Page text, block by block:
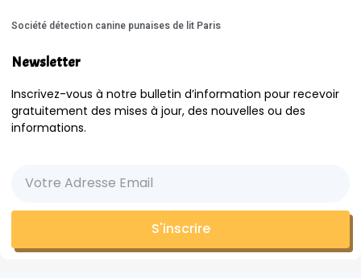
Société détection canine punaises de lit Paris
Newsletter
Inscrivez-vous à notre bulletin d’information pour recevoir
gratuitement des mises à jour, des nouvelles ou des
informations.
S'inscrire